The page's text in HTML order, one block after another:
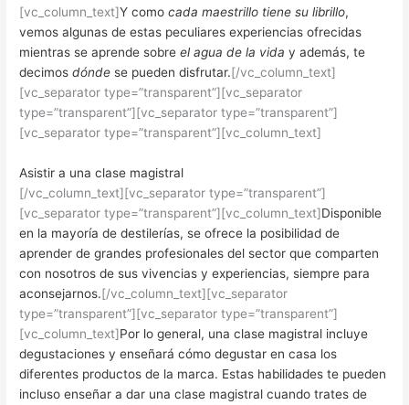
[vc_column_text]Y comocada maestrillo tiene su librillo,
vemos algunas de estas peculiares experiencias ofrecidas
mientras se aprende sobreel agua de la vida y además, te
decimosdónde se pueden disfrutar.[/vc_column_text]
[vc_separator type=”transparent”][vc_separator
type=”transparent”][vc_separator type=”transparent”]
[vc_separator type=”transparent”][vc_column_text]
Asistir a una clase magistral
[/vc_column_text][vc_separator type=”transparent”]
[vc_separator type=”transparent”][vc_column_text]Disponible
en la mayoría de destilerías, se ofrece la posibilidad de
aprender de grandes profesionales del sector que comparten
con nosotros de sus vivencias y experiencias, siempre para
aconsejarnos.[/vc_column_text][vc_separator
type=”transparent”][vc_separator type=”transparent”]
[vc_column_text]Por lo general, una clase magistral incluye
degustaciones y enseñará cómo degustar en casa los
diferentes productos de la marca. Estas habilidades te pueden
incluso enseñar a dar una clase magistral cuando trates de